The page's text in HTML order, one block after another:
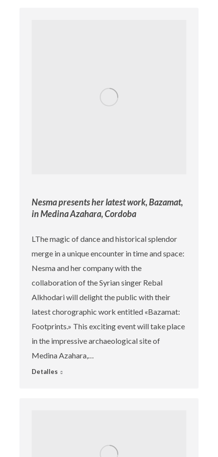
Nesma presents her latest work, Bazamat,
in Medina Azahara, Cordoba
LThe magic of dance and historical splendor
merge in a unique encounter in time and space:
Nesma and her company with the
collaboration of the Syrian singer Rebal
Alkhodari will delight the public with their
latest chorographic work entitled «Bazamat:
Footprints.» This exciting event will take place
in the impressive archaeological site of
Medina Azahara,…
Detalles